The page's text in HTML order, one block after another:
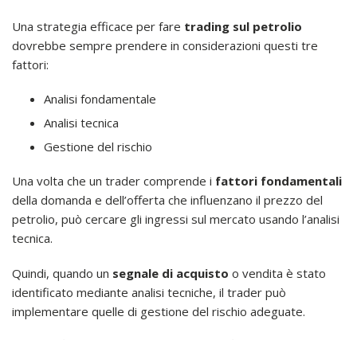
Una strategia efficace per fare trading sul petrolio
dovrebbe sempre prendere in considerazioni questi tre
fattori:
Analisi fondamentale
Analisi tecnica
Gestione del rischio
Una volta che un trader comprende i fattori fondamentali
della domanda e dell’offerta che influenzano il prezzo del
petrolio, può cercare gli ingressi sul mercato usando l’analisi
tecnica.
Quindi, quando un segnale di acquisto o vendita è stato
identificato mediante analisi tecniche, il trader può
implementare quelle di gestione del rischio adeguate.